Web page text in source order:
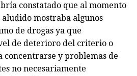
constatado que al momento
mostraba algunos
de drogas ya que
de deterioro del criterio o
y problemas de
no necesariamente